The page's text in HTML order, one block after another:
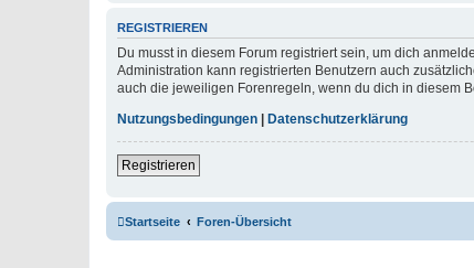
REGISTRIEREN
Du musst in diesem Forum registriert sein, um dich
Administration kann registrierten Benutzern auch
auch die jeweiligen Forenregeln, wenn du dich in diesem
Nutzungsbedingungen | Datenschutzerklärung
Registrieren
Startseite Foren-Übersicht